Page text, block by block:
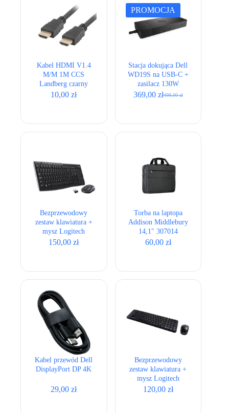
Kabel HDMI V1.4
M/­M 1M CCS
Landberg czarny
10,00zł
PROMOCJA
Stacja dokująca Dell
WD19S na USB-C +
zasilacz 130W
499,00zł
Pierwotna
499,00 zł.
369,00 zł
Aktualna
369,00 zł.
Bezprzewodowy
zestaw klawiatura +
mysz Logitech
MK270
150,00zł
Torba na laptopa
Addison Middlebury
14,1″ 307014
60,00 zł
Kabel przewód Dell
DisplayPort DP 4K
29,00zł
Bezprzewodowy
zestaw klawiatura +
mysz Logitech
MK220
120,00 zł